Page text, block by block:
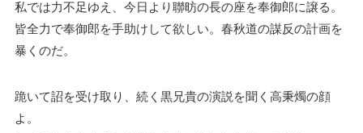
私では力不足ゆえ、今日より聯昉の長の座を奉御郎に譲る。
皆全力で奉御郎を手助けして欲しい。春秋道の謀反の計画を
暴くのだ。
跪いて詔を受け取り、続く黒兄貴の演説を聞く高秉燭の顔
よ。